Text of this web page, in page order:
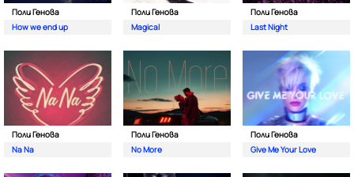
Поли Генова
How we end up
Поли Генова
Magical
Поли Генова
Last Night
Поли Генова
Na Na
Поли Генова
No More
Поли Генова
Give Me Your Love